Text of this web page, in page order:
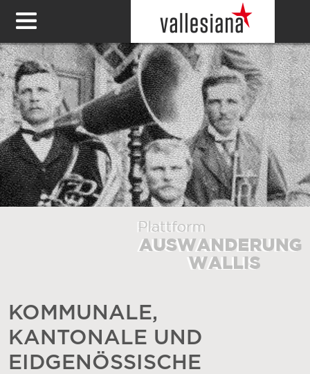
KOMMUNALE,
KANTONALE UND
EIDGENÖSSISCHE